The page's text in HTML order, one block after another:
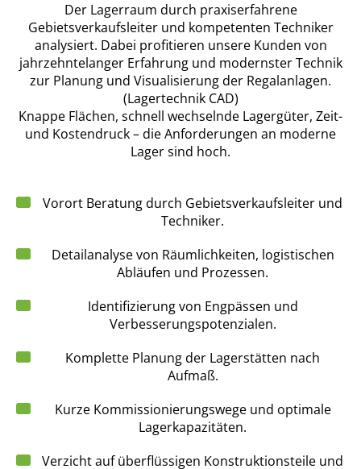
Der Lagerraum durch praxiserfahrene
Gebietsverkaufsleiter und kompetenten Techniker
analysiert. Dabei profitieren unsere Kunden von
jahrzehntelanger Erfahrung und modernster Technik
zur Planung und Visualisierung der Regalanlagen.
(Lagertechnik CAD)
Knappe Flächen, schnell wechselnde Lagergüter, Zeit-
und Kostendruck – die Anforderungen an moderne
Lager sind hoch.
Vorort Beratung durch Gebietsverkaufsleiter und
Techniker.
Detailanalyse von Räumlichkeiten, logistischen
Abläufen und Prozessen.
Identifizierung von Engpässen und
Verbesserungspotenzialen.
Komplette Planung der Lagerstätten nach
Aufmaß.
Kurze Kommissionierungswege und optimale
Lagerkapazitäten.
Verzicht auf überflüssigen Konstruktionsteile und